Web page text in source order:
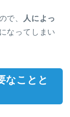
で、
人によっ
なってしまい
なことと